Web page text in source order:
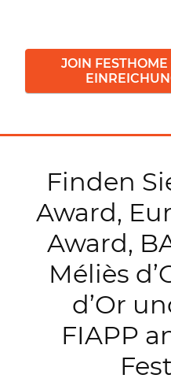
JOIN
Finden
Award,
Award,
Méliès
d’Or
FIAPP